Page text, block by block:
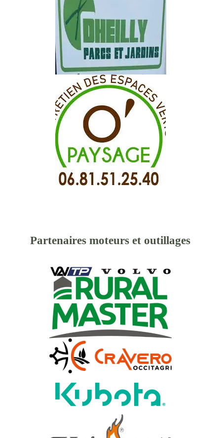
Partenaires moteurs et outillages